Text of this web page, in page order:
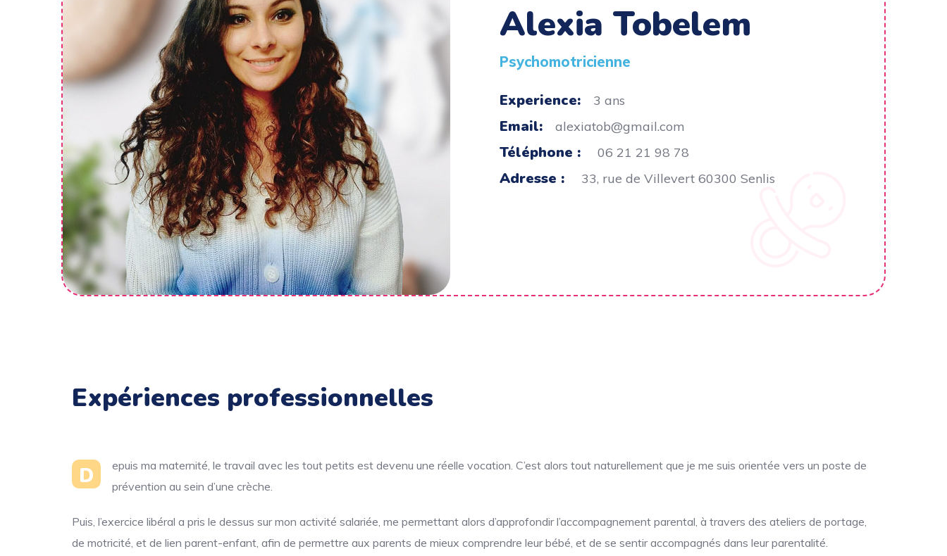
Alexia Tobelem
Psychomotricienne
Experience: 3 ans
Email: alexiatob@gmail.com
Téléphone : 06 21 21 98 78
Adresse : 33, rue de Villevert 60300 Senlis
Expériences professionnelles
D
epuis ma maternité, le travail avec les tout petits est devenu une réelle vocation. C’est alors tout naturellement que je me suis orientée vers un poste de
prévention au sein d’une crèche.
Puis, l’exercice libéral a pris le dessus sur mon activité salariée, me permettant alors d’approfondir l’accompagnement parental, à travers des ateliers de portage,
de motricité, et de lien parent-enfant, afin de permettre aux parents de mieux comprendre leur bébé, et de se sentir accompagnés dans leur parentalité.